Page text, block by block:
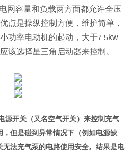
网容量和负载两方面都允许全压
点是操纵控制方便，维护简单，
功率电动机的起动，大于7.5kw
该选择星三角启动器来控制 。
源开关（又名空气开关）来控制充气
但是碰到异常情况下（例如电源缺
法充气泵的电路使用安全。结果是电